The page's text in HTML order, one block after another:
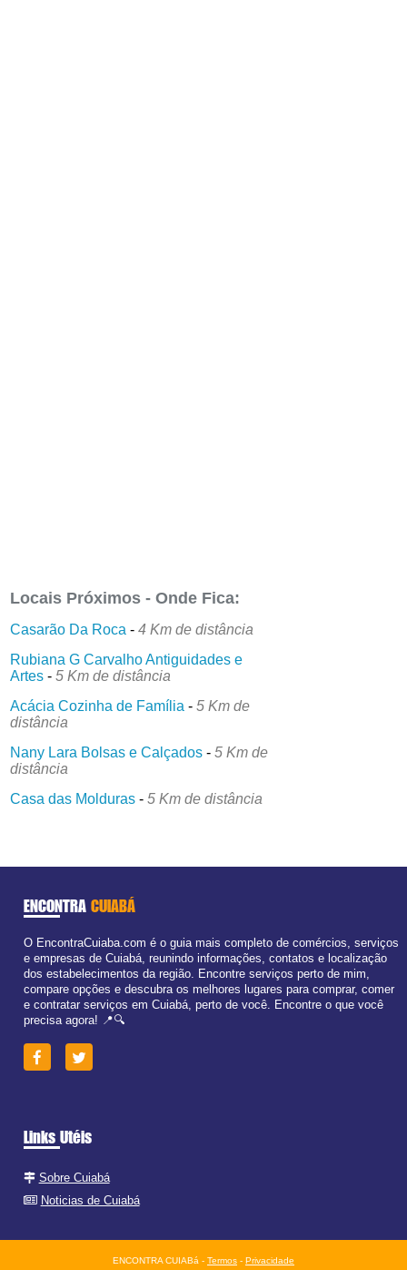
Locais Próximos - Onde Fica:
Casarão Da Roca -4 Km de distância
Rubiana G Carvalho Antiguidades e
Artes -5 Km de distância
Acácia Cozinha de Família -5 Km de
distância
Nany Lara Bolsas e Calçados -5 Km de
distância
Casa das Molduras -5 Km de distância
ENCONTRA CUIABÁ
O EncontraCuiaba.com é o guia mais completo de comércios, serviços
e empresas de Cuiabá, reunindo informações, contatos e localização
dos estabelecimentos da região. Encontre serviços perto de mim,
compare opções e descubra os melhores lugares para comprar, comer
e contratar serviços em Cuiabá, perto de você. Encontre o que você
precisa agora! 📍🔍
Links Utéis
Sobre Cuiabá
Noticias de Cuiabá
ENCONTRA CUIABá - Termos - Privacidade